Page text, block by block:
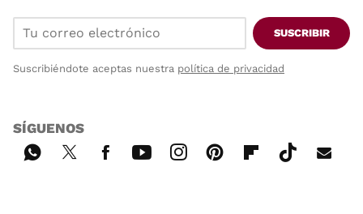
SUSCRIBIR
Suscribiéndote aceptas nuestra política de privacidad
SÍGUENOS